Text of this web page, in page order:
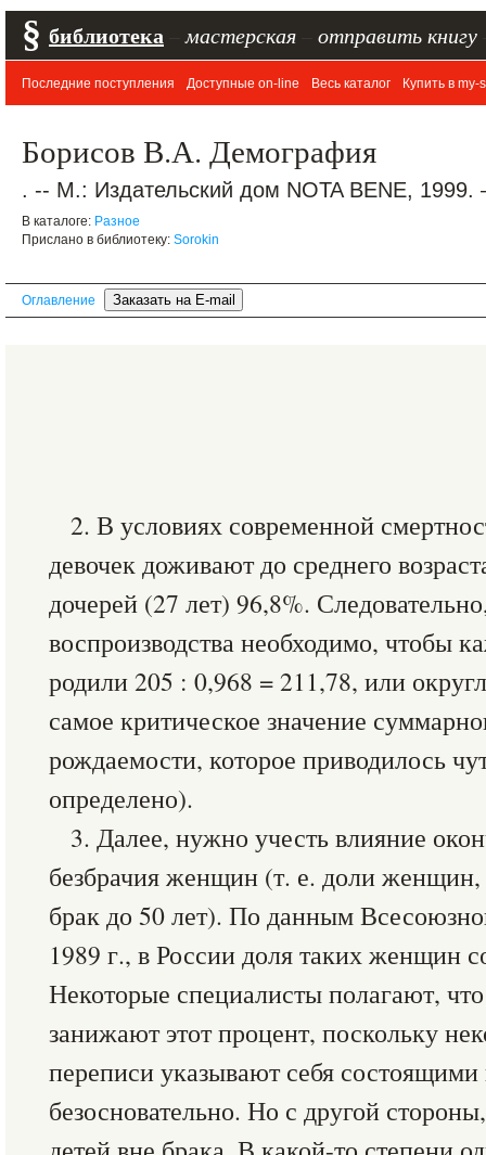
§ библиотека мастерская отправить книгу
Последние поступления Доступные on-line Весь каталог Купить в my-
Борисов В.А. Демография
. -- М.: Издательский дом NOTA BENE, 1999.
В каталоге: Разное
Прислано в библиотеку: Sorokin
Оглавление
2. В условиях современной
девочек доживают до среднего
дочерей (27 лет) 96,8%.
воспроизводства необходимо, чтобы
родили 205 : 0,968 = 211,78, или
самое критическое значение
рождаемости, которое приводилось
определено).
3. Далее, нужно учесть влияние
безбрачия женщин (т. е. доли
брак до 50 лет). По данным
1989 г., в России доля таких женщин
Некоторые специалисты полагают,
занижают этот процент, поскольку
переписи указывают себя
безосновательно. Но с другой